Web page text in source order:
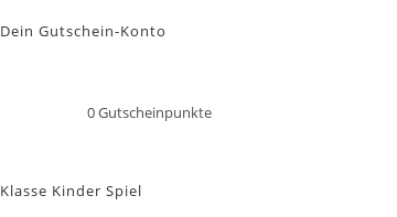
Dein Gutschein-Konto
0Gutscheinpunkte
Klasse Kinder Spiel